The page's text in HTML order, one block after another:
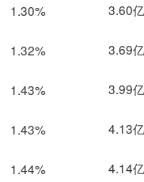
1.30% 3.60亿
1.32% 3.69亿
1.43% 3.99亿
1.43% 4.13亿
1.44% 4.14亿